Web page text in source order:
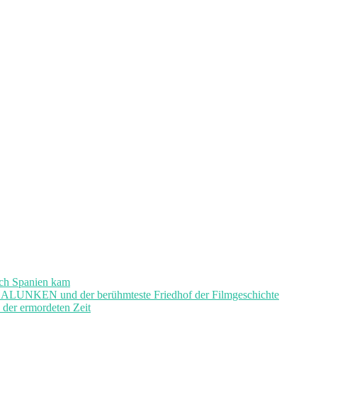
Spanien kam
und der berühmteste Friedhof der Filmgeschichte
ermordeten Zeit